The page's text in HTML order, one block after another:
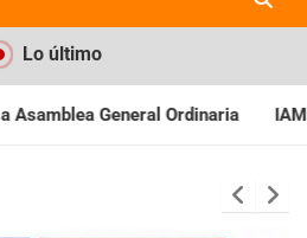
Lo último
IAME SERIES ARGENTINA: